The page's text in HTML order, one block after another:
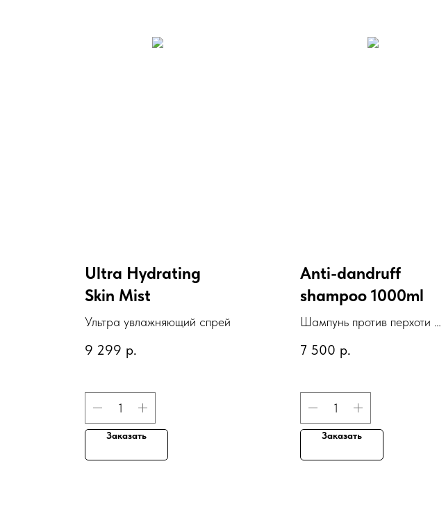
Ultra Hydrating
Skin Mist
Ультра увлажняющий спрей
9 299 р.
Заказать
Anti-dandruff
shampoo 1000ml
Шампунь против перхоти с
7 500 р.
Заказать